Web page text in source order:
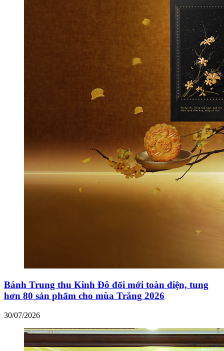
Bánh Trung thu Kinh Đô đổi mới toàn diện, tung
hơn 80 sản phẩm cho mùa Trăng 2026
30/07/2026